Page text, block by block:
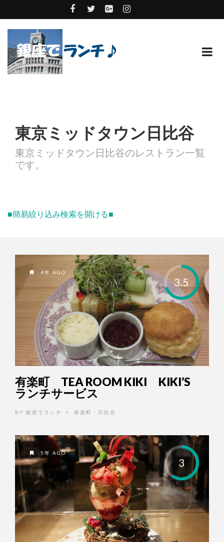
東京ミッドタウン日比谷
東京ミッドタウン日比谷のレストラン一覧
です。
■簡易絞り込み検索を開ける■
3.5
4年 AGO
有楽町 TEA ROOM KIKI KIKI’S
ランチサービス
BY 銀座でランチ • 有楽町・日比谷
3
5年 AGO